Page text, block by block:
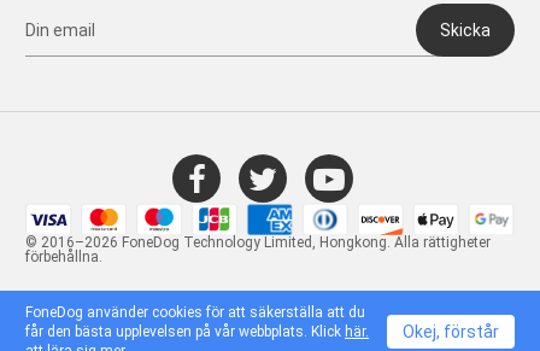
Skicka
© 2016–2026 FoneDog Technology Limited, Hongkong. Alla rättigheter
förbehållna.
FoneDog använder cookies för att säkerställa att du
får den bästa upplevelsen på vår webbplats. Klick här.
Okej, förstår